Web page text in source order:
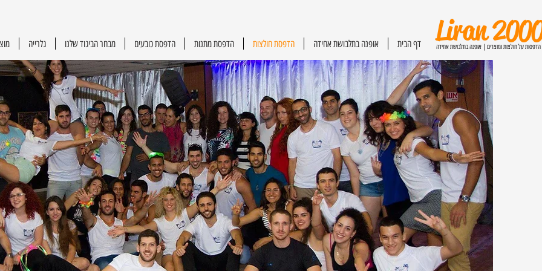
Liran
הדפסות על חולצות ומוצרים | אופנה בתלבושת אחידה גלרייה מבחר הביגוד שלנו הדפסת כובעים הדפסת מתנות הדפסת חולצות אופנה בתלבושת אחידה דף הבית